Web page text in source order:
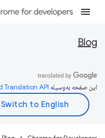
Blog
این صفحه به‌وسیله